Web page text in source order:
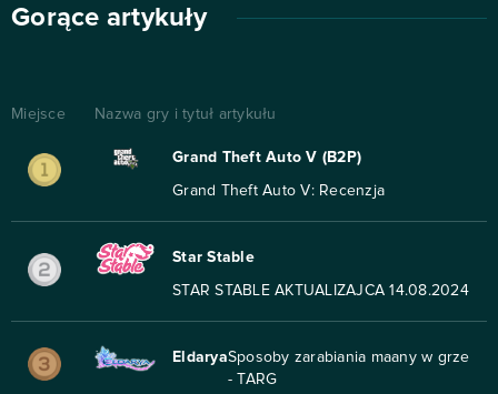
Gorące artykuły
Miejsce Nazwa gry i tytuł artykułu
Grand Theft Auto V (B2P)
Grand Theft Auto V: Recenzja
Star Stable
STAR STABLE AKTUALIZAJCA 14.08.2024
EldaryaSposoby zarabiania maany w grze
- TARG